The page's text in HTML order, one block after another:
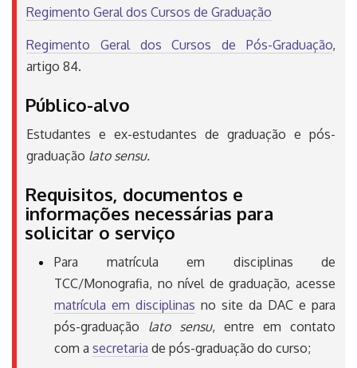
Regimento Geral dos Cursos de Graduação
Regimento Geral dos Cursos de Pós-Graduação,
artigo 84.
Público-alvo
Estudantes e ex-estudantes de graduação e pós-
graduação lato sensu.
Requisitos, documentos e
informações necessárias para
solicitar o serviço
Para matrícula em disciplinas de
TCC/Monografia, no nível de graduação, acesse
matrícula em disciplinas no site da DAC e para
pós-graduação lato sensu, entre em contato
com a secretaria de pós-graduação do curso;